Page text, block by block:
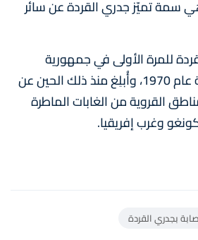
تميّز جدري القردة عن سائر
للمرة الأولى في جمهورية
الكونغو الديموقراطية عام 1970، وأُبلِغ منذ ذلك الحين عن
القروية من الغابات الماطرة
وغرب إفريقيا.
بجدري القردة